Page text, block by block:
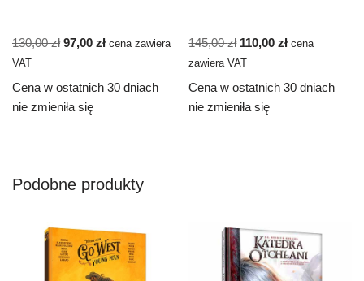
130,00zł 97,00 zł cena zawiera
VAT
Cena w ostatnich 30 dniach
nie zmieniła się
145,00zł 110,00zł cena
zawiera VAT
Cena w ostatnich 30 dniach
nie zmieniła się
Podobne produkty